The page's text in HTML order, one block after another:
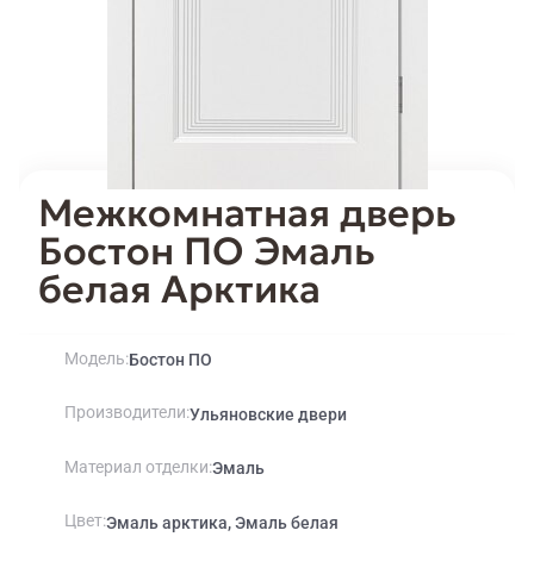
Межкомнатная дверь
Бостон ПО Эмаль
белая Арктика
Модель Бостон ПО
Производители Ульяновские двери
Материал отделки Эмаль
ЦветЭмаль арктика, Эмаль белая